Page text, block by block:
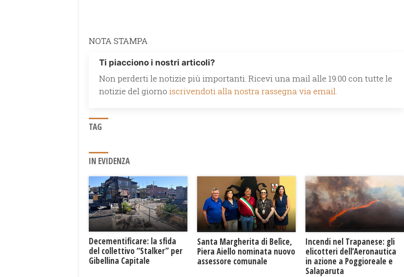
NOTA STAMPA
Ti piacciono i nostri articoli?
Non perderti le notizie più importanti. Ricevi una mail alle 19.00 con tutte le
notizie del giorno iscrivendoti alla nostra rassegna via email.
TAG
IN EVIDENZA
Decementificare: la sfida
del collettivo “Stalker” per
Gibellina Capitale
Santa Margherita di Belìce,
Piera Aiello nominata nuovo
assessore comunale
Incendi nel Trapanese: gli
elicotteri dell’Aeronautica
in azione a Poggioreale e
Salaparuta